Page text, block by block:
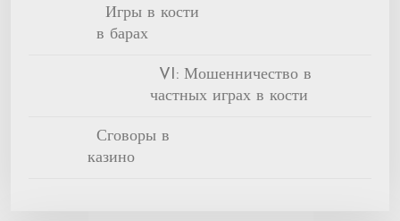
Игры в кости
в барах
VI: Мошенничество в
частных играх в кости
Сговоры в
казино